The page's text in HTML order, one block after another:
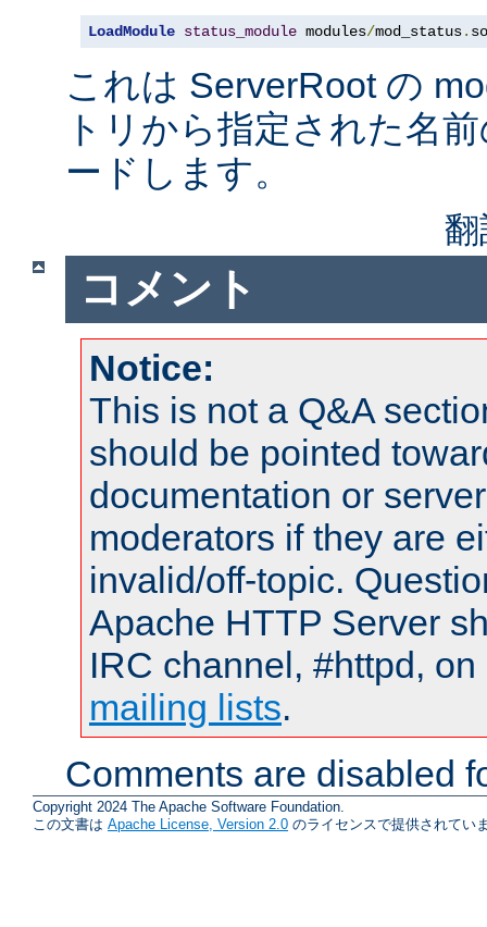
LoadModule status_module modules/mod_status. so
これは ServerRoot の
トリから指定された名
ードします。
コメント
Notice:
This is not a Q&A
should be pointed
documentation or
moderators if they are
invalid/off-topic.
Apache HTTP Server
IRC channel, #httpd,
mailing lists.
Comments are disabled
Copyright 2024 The Apache Software Foundation.
この文書は Apache License, Version 2.0 のライセンスで提供されてい